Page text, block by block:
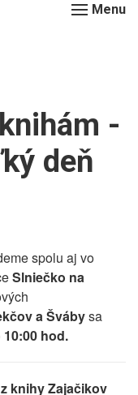
Menu
-
deň
spolu aj vo
Slniečko na
a Švábysa
10:00 hod.
z knihy Zajačikov